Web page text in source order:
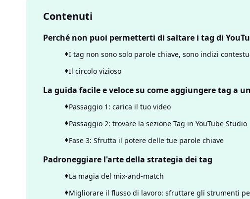
Contenuti
Perché non puoi permetterti di saltare i tag di
I tag non sono solo parole chiave, sono indizi
Il circolo vizioso
La guida facile e veloce su come aggiungere tag a
Passaggio 1: carica il tuo video
Passaggio 2: trovare la sezione Tag in YouTube Studio
Fase 3: Sfrutta il potere delle tue parole chiave
Padroneggiare l'arte della strategia dei tag
La magia del mix-and-match
Migliorare il flusso di lavoro: sfruttare gli strumenti